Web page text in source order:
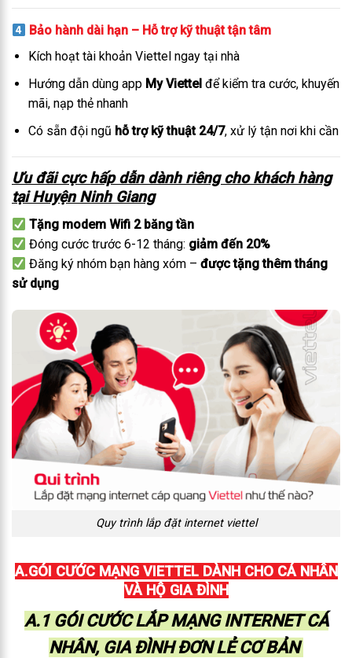
Bảo hành dài hạn – Hỗ trợ kỹ thuật tận tâm
Kích hoạt tài khoản Viettel ngay tại nhà
Hướng dẫn dùng app My Viettelđể kiểm tra cước, khuyến
mãi, nạp thẻ nhanh
Có sẵn đội ngũ hỗ trợ kỹ thuật 24/7, xử lý tận nơi khi cần
Ưu đãi cực hấp dẫn dành riêng cho khách hàng
tại Huyện Ninh Giang
Tặng modem Wifi 2 băng tần
Đóng cước trước 6-12 tháng: giảm đến 20%
Đăng ký nhóm bạn hàng xóm –được tặng thêm tháng
sử dụng
Quy trình lắp đặt internet viettel
A.GÓI CƯỚC MẠNG VIETTEL DÀNH CHO CÁ NHÂN
VÀ HỘ GIA ĐÌNH
A.1 GÓI CƯỚC LẮP MẠNG INTERNET CÁ
NHÂN, GIA ĐÌNH ĐƠN LẺ CƠ BẢN